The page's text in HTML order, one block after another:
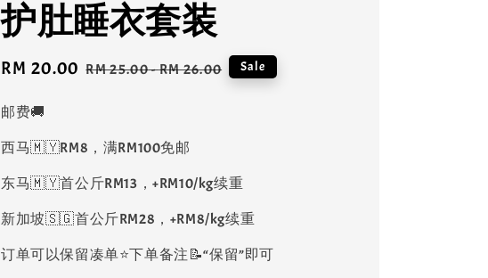
护肚睡衣套装
Sale
RM 20.00 Regular
RM 25.00-RM 26.00 Sale
邮费🚚
西马🇲🇾RM8，满RM100免邮
东马🇲🇾首公斤RM13，+RM10/kg续重
新加坡🇸🇬首公斤RM28，+RM8/kg续重
订单可以保留凑单⭐️下单备注📝“保留”即可